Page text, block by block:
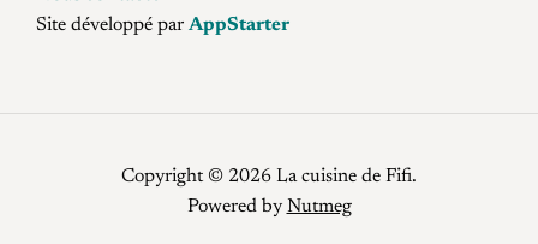
Site développé par AppStarter
Copyright © 2026 La cuisine de Fifi.
Powered by Nutmeg